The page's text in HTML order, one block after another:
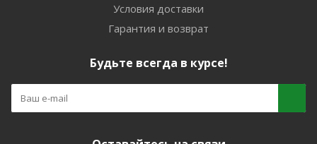
Условия доставки
Гарантия и возврат
Будьте всегда в курсе!